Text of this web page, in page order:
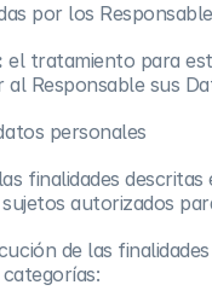
por los
el tratamiento para
Responsable sus
personales
finalidades
autorizados
de las